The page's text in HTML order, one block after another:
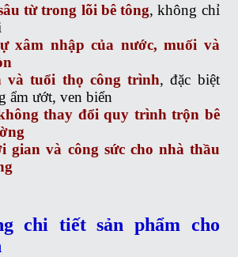
từ trong lõi bê tông, không chỉ
xâm nhập của nước, muối và
và tuổi thọ công trình, đặc biệt
ẩm ướt, ven biển
thay đổi quy trình trộn bê
gian và công sức cho nhà thầu
chi tiết sản phẩm cho